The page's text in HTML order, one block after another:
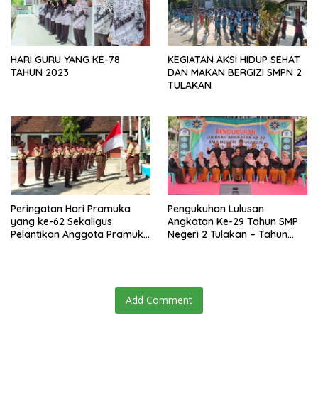
HARI GURU YANG KE-78
TAHUN 2023
KEGIATAN AKSI HIDUP SEHAT
DAN MAKAN BERGIZI SMPN 2
TULAKAN
Peringatan Hari Pramuka
yang ke-62 Sekaligus
Pelantikan Anggota Pramuka
Pengukuhan Lulusan
Angkatan Ke-29 Tahun SMP
Negeri 2 Tulakan – Tahun
Add Comment